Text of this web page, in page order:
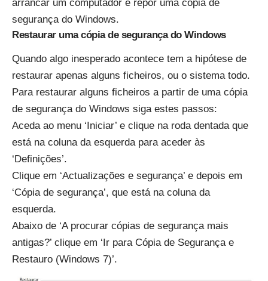
arrancar um computador e repor uma cópia de
segurança do Windows.
Restaurar uma cópia de segurança do Windows
Quando algo inesperado acontece tem a hipótese de
restaurar apenas alguns ficheiros, ou o sistema todo.
Para restaurar alguns ficheiros a partir de uma cópia
de segurança do Windows siga estes passos:
Aceda ao menu ‘Iniciar’ e clique na roda dentada que
está na coluna da esquerda para aceder às
‘Definições’.
Clique em ‘Actualizações e segurança’ e depois em
‘Cópia de segurança’, que está na coluna da
esquerda.
Abaixo de ‘A procurar cópias de segurança mais
antigas?’ clique em ‘Ir para Cópia de Segurança e
Restauro (Windows 7)’.